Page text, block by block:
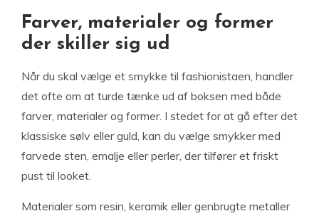
Farver, materialer og former
der skiller sig ud
Når du skal vælge et smykke til fashionistaen, handler
det ofte om at turde tænke ud af boksen med både
farver, materialer og former. I stedet for at gå efter det
klassiske sølv eller guld, kan du vælge smykker med
farvede sten, emalje eller perler, der tilfører et friskt
pust til looket.
Materialer som resin, keramik eller genbrugte metaller